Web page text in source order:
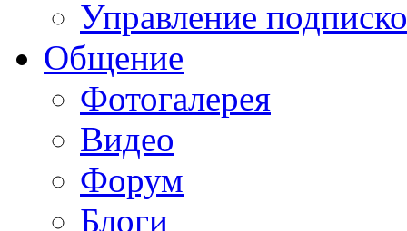
Управление
Общение
Фотогалерея
Видео
Форум
Блоги